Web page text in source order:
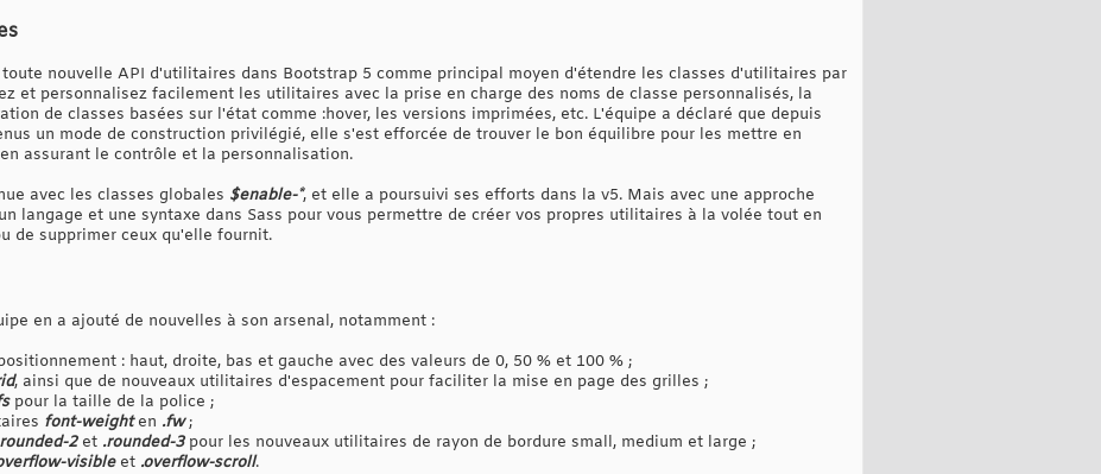
nouvelle API d'utilitaires dans Bootstrap 5 comme principal moyen d'étendre les classes d'utilitaires par
et personnalisez facilement les utilitaires avec la prise en charge des noms de classe personnalisés, la
de classes basées sur l'état comme :hover, les versions imprimées, etc. L'équipe a déclaré que depuis
un mode de construction privilégié, elle s'est efforcée de trouver le bon équilibre pour les mettre en
assurant le contrôle et la personnalisation.
avec les classes globales $enable-*, et elle a poursuivi ses efforts dans la v5. Mais avec une approche
langage et une syntaxe dans Sass pour vous permettre de créer vos propres utilitaires à la volée tout en
de supprimer ceux qu'elle fournit.
en a ajouté de nouvelles à son arsenal, notamment :
: haut, droite, bas et gauche avec des valeurs de 0, 50 % et 100 % ;
, ainsi que de nouveaux utilitaires d'espacement pour faciliter la mise en page des grilles ;
pour la taille de la police ;
font-weighten .fw;
2et .rounded-3pour les nouveaux utilitaires de rayon de bordure small, medium et large ;
visibleet .overflow-scroll.